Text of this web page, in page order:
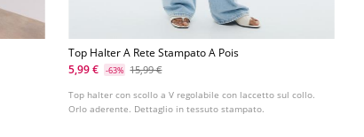
Top Halter A Rete Stampato A Pois
5,99 €
-63% 15,99 €
Top halter con scollo a V regolabile con laccetto sul collo.
Orlo aderente. Dettaglio in tessuto stampato.